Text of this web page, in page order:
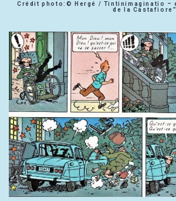
Crédit photo:© Hergé / Tintinimaginatio –
de la